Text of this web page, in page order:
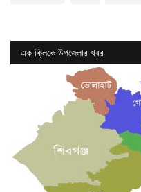
এক ক্লিকে উপজেলার খবর